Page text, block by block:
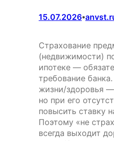
15.07.2026•
Страхование
(недвижимости)
ипотеке —
требование
жизни/здоровья
но при его
повысить ставку
Поэтому «не
всегда выходит